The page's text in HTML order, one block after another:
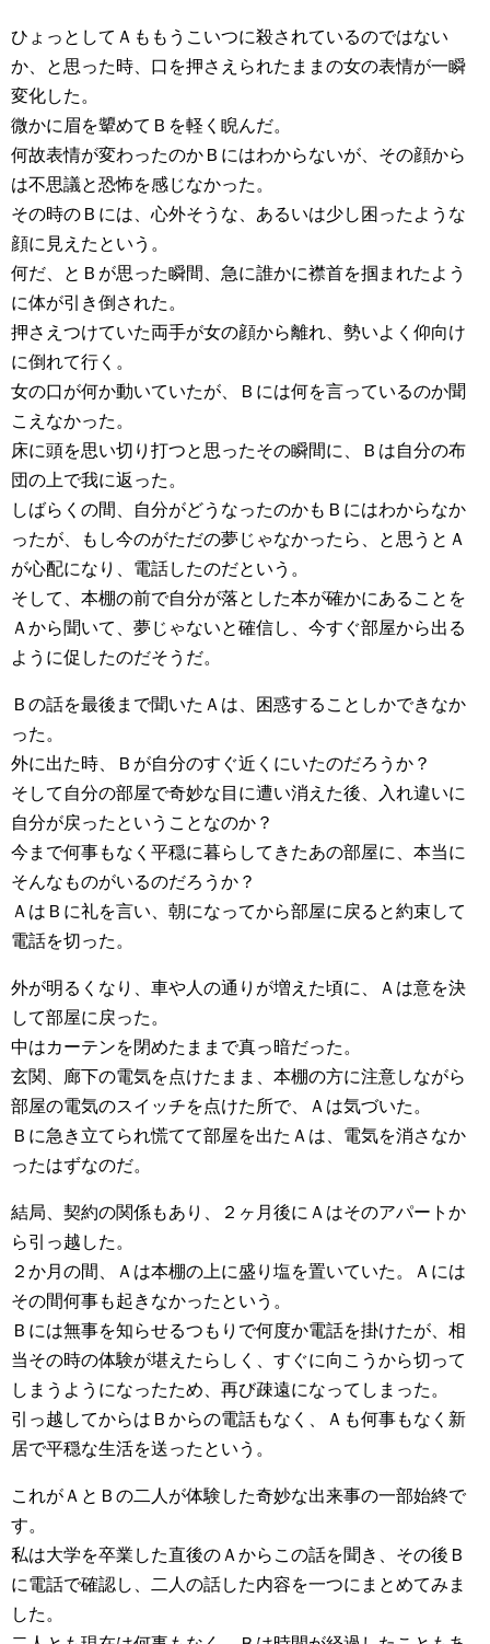
ひょっとしてＡももうこいつに殺されているのではない
か、と思った時、口を押さえられたままの女の表情が一瞬
変化した。
微かに眉を顰めてＢを軽く睨んだ。
何故表情が変わったのかＢにはわからないが、その顔から
は不思議と恐怖を感じなかった。
その時のＢには、心外そうな、あるいは少し困ったような
顔に見えたという。
何だ、とＢが思った瞬間、急に誰かに襟首を掴まれたよう
に体が引き倒された。
押さえつけていた両手が女の顔から離れ、勢いよく仰向け
に倒れて行く。
女の口が何か動いていたが、Ｂには何を言っているのか聞
こえなかった。
床に頭を思い切り打つと思ったその瞬間に、Ｂは自分の布
団の上で我に返った。
しばらくの間、自分がどうなったのかもＢにはわからなか
ったが、もし今のがただの夢じゃなかったら、と思うとＡ
が心配になり、電話したのだという。
そして、本棚の前で自分が落とした本が確かにあることを
Ａから聞いて、夢じゃないと確信し、今すぐ部屋から出る
ように促したのだそうだ。
Ｂの話を最後まで聞いたＡは、困惑することしかできなか
った。
外に出た時、Ｂが自分のすぐ近くにいたのだろうか？
そして自分の部屋で奇妙な目に遭い消えた後、入れ違いに
自分が戻ったということなのか？
今まで何事もなく平穏に暮らしてきたあの部屋に、本当に
そんなものがいるのだろうか？
ＡはＢに礼を言い、朝になってから部屋に戻ると約束して
電話を切った。
外が明るくなり、車や人の通りが増えた頃に、Ａは意を決
して部屋に戻った。
中はカーテンを閉めたままで真っ暗だった。
玄関、廊下の電気を点けたまま、本棚の方に注意しながら
部屋の電気のスイッチを点けた所で、Ａは気づいた。
Ｂに急き立てられ慌てて部屋を出たＡは、電気を消さなか
ったはずなのだ。
結局、契約の関係もあり、２ヶ月後にＡはそのアパートか
ら引っ越した。
２か月の間、Ａは本棚の上に盛り塩を置いていた。Ａには
その間何事も起きなかったという。
Ｂには無事を知らせるつもりで何度か電話を掛けたが、相
当その時の体験が堪えたらしく、すぐに向こうから切って
しまうようになったため、再び疎遠になってしまった。
引っ越してからはＢからの電話もなく、Ａも何事もなく新
居で平穏な生活を送ったという。
これがＡとＢの二人が体験した奇妙な出来事の一部始終で
す。
私は大学を卒業した直後のＡからこの話を聞き、その後Ｂ
に電話で確認し、二人の話した内容を一つにまとめてみま
した。